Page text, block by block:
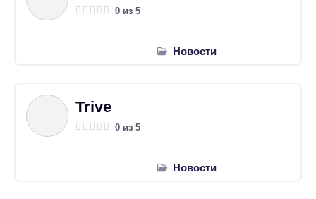
0 из 5
Новости
Trive
0 из 5
Новости